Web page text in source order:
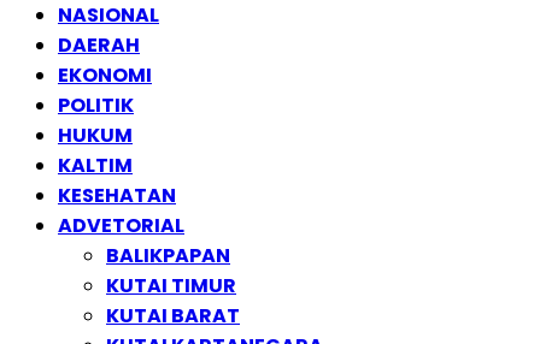
NASIONAL
DAERAH
EKONOMI
POLITIK
HUKUM
KALTIM
KESEHATAN
ADVETORIAL
BALIKPAPAN
KUTAI TIMUR
KUTAI BARAT